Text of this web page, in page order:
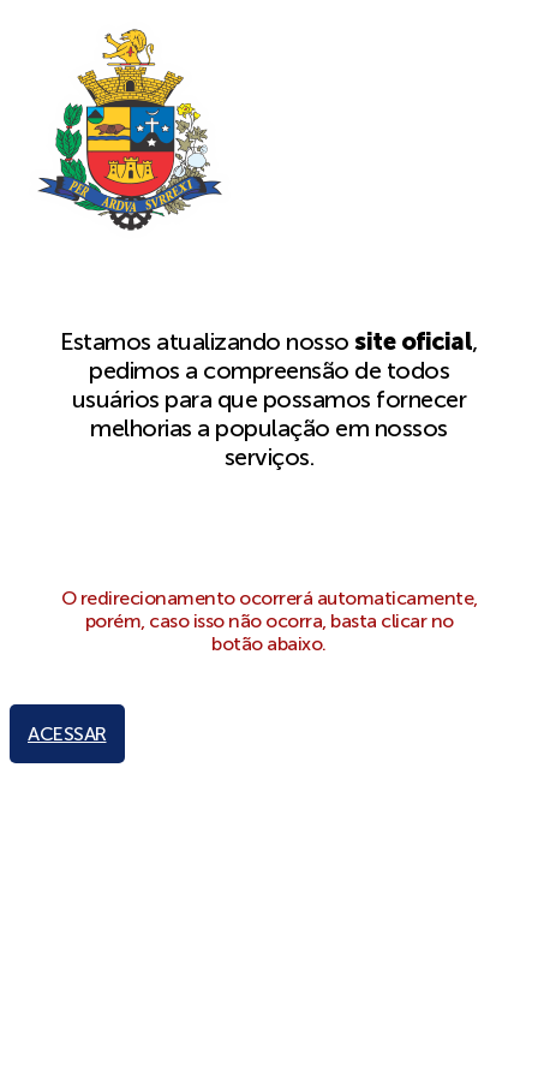
Estamos atualizando nossosite oficial,
pedimos a compreensão de todos
usuários para que possamos fornecer
melhorias a população em nossos
serviços.
O redirecionamento ocorrerá automaticamente,
porém, caso isso não ocorra, basta clicar no
botão abaixo.
ACESSAR